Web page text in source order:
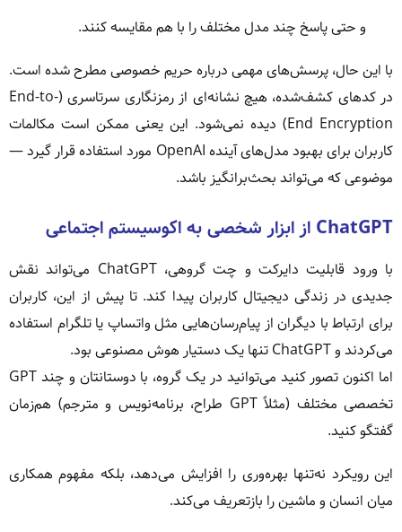
و حتی پاسخ چند مدل مختلف را با هم مقایسه کنند.
با این حال، پرسش‌های مهمی درباره حریم خصوصی مطرح شده است.
در کدهای کشف‌شده، هیچ نشانه‌ای از رمزنگاری سرتاسری (End-to-
End Encryption) دیده نمی‌شود. این یعنی ممکن است مکالمات
کاربران برای بهبود مدل‌های آینده OpenAI مورد استفاده قرار گیرد —
موضوعی که می‌تواند بحث‌برانگیز باشد.
ChatGPT از ابزار شخصی به اکوسیستم اجتماعی
با ورود قابلیت دایرکت و چت گروهی، ChatGPT می‌تواند نقش
جدیدی در زندگی دیجیتال کاربران پیدا کند. تا پیش از این، کاربران
برای ارتباط با دیگران از پیام‌رسان‌هایی مثل واتساپ یا تلگرام استفاده
می‌کردند و ChatGPT تنها یک دستیار هوش مصنوعی بود.
اما اکنون تصور کنید می‌توانید در یک گروه، با دوستانتان و چند GPT
تخصصی مختلف (مثلاً GPT طراح، برنامه‌نویس و مترجم) هم‌زمان
گفتگو کنید.
این رویکرد نه‌تنها بهره‌وری را افزایش می‌دهد، بلکه مفهوم همکاری
میان انسان و ماشین را بازتعریف می‌کند.